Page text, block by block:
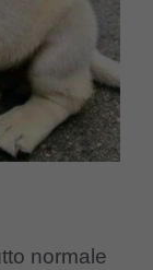
normale